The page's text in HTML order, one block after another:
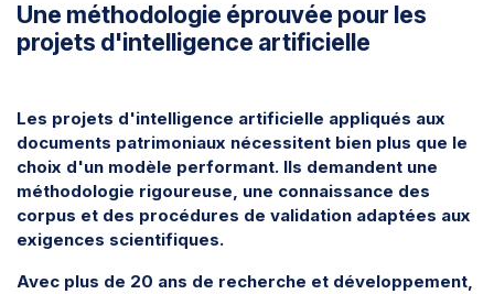
Une méthodologie éprouvée pour les
projets d'intelligence artificielle
Les projets d'intelligence artificielle appliqués aux
documents patrimoniaux nécessitent bien plus que le
choix d'un modèle performant. Ils demandent une
méthodologie rigoureuse, une connaissance des
corpus et des procédures de validation adaptées aux
exigences scientifiques.
Avec plus de 20 ans de recherche et développement,